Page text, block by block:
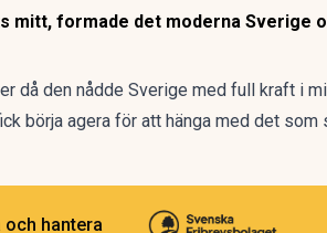
mitt, formade det moderna
då den nådde Sverige med full kraft i
börja agera för att hänga med det som
hantera